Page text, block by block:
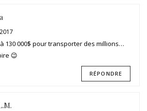
130 000$ pour transporter des millions…
😉
RÉPONDRE